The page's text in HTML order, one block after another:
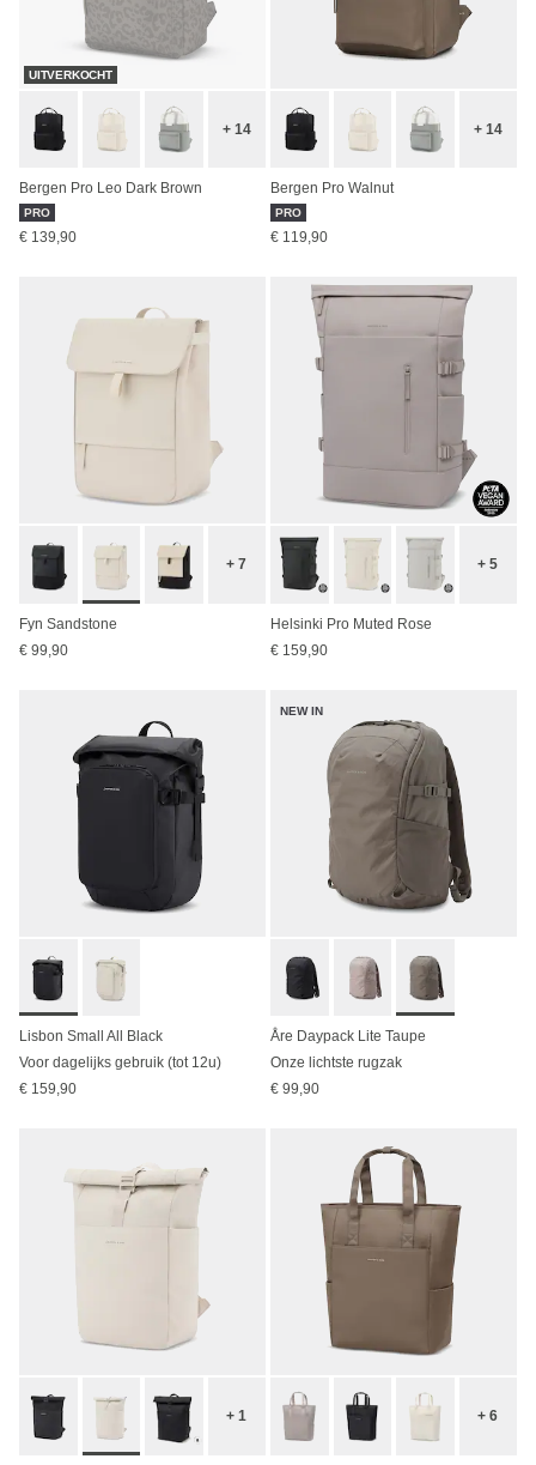
UITVERKOCHT
+ 14
Bergen Pro Leo Dark Brown
PRO
€ 139,90
+ 14
Bergen Pro Walnut
PRO
€ 119,90
+ 7
Fyn Sandstone
€ 99,90
+ 5
Helsinki Pro Muted Rose
€ 159,90
Lisbon Small All Black
Voor dagelijks gebruik (tot 12u)
€ 159,90
NEW IN
Åre Daypack Lite Taupe
Onze lichtste rugzak
€ 99,90
+ 1 + 6